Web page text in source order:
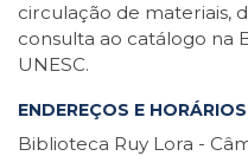
circulação de materiais,
consulta ao catálogo na
UNESC.
ENDEREÇOS E
Biblioteca Ruy Lora -